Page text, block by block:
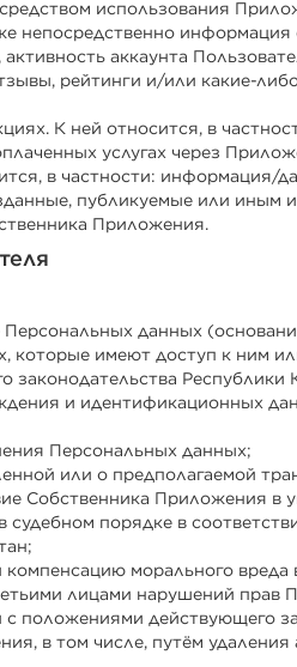
использования
непосредственно
аккаунта
рейтинги и/или какие-
К ней относится, в
услугах через
в частности: информация/
публикуемые или иным
Приложения.
данных
которые имеют доступ к ним
законодательства Республики
и идентификационных
Персональных данных;
или о предполагаемой
Собственника Приложения в
судебном порядке в
морального
лицами нарушений прав
положениями действующего
в том числе, путём